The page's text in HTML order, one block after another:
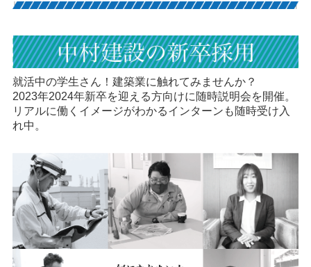
就活中の学生さん！建築業に触れてみませんか？
2023年2024年新卒を迎える方向けに随時説明会を開催。
リアルに働くイメージがわかるインターンも随時受け入
れ中。